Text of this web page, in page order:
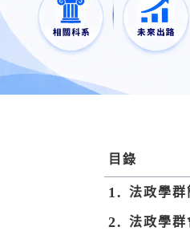
目錄
法政學群
法政學群